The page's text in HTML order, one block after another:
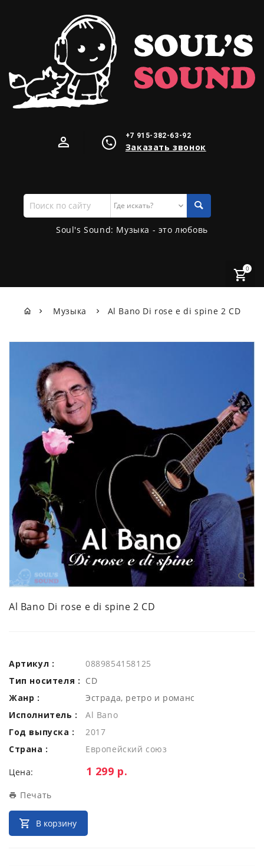
+7 915-382-63-92
Заказать звонок
Поиск
по
сайту
Soul's Sound: Музыка - это любовь
0
Музыка Al Bano Di rose e di spine 2 CD
Al Bano Di rose e di spine 2 CD
Артикул :
0889854158125
Тип носителя : CD
Жанр :
Эстрада, ретро и романс
Исполнитель :
Al Bano
Год выпуска :
2017
Страна :
Европейский союз
Цена: Цена:
1 299 р.
Печать
В корзину